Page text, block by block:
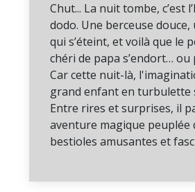
Chut... La nuit tombe, c’est
dodo. Une berceuse
qui s’éteint, et voilà que le
chéri de papa s’endort… ou
Car cette nuit-là,
grand enfant en turbulette
Entre rires et surprises, il
aventure magique peuplée
bestioles amusantes et